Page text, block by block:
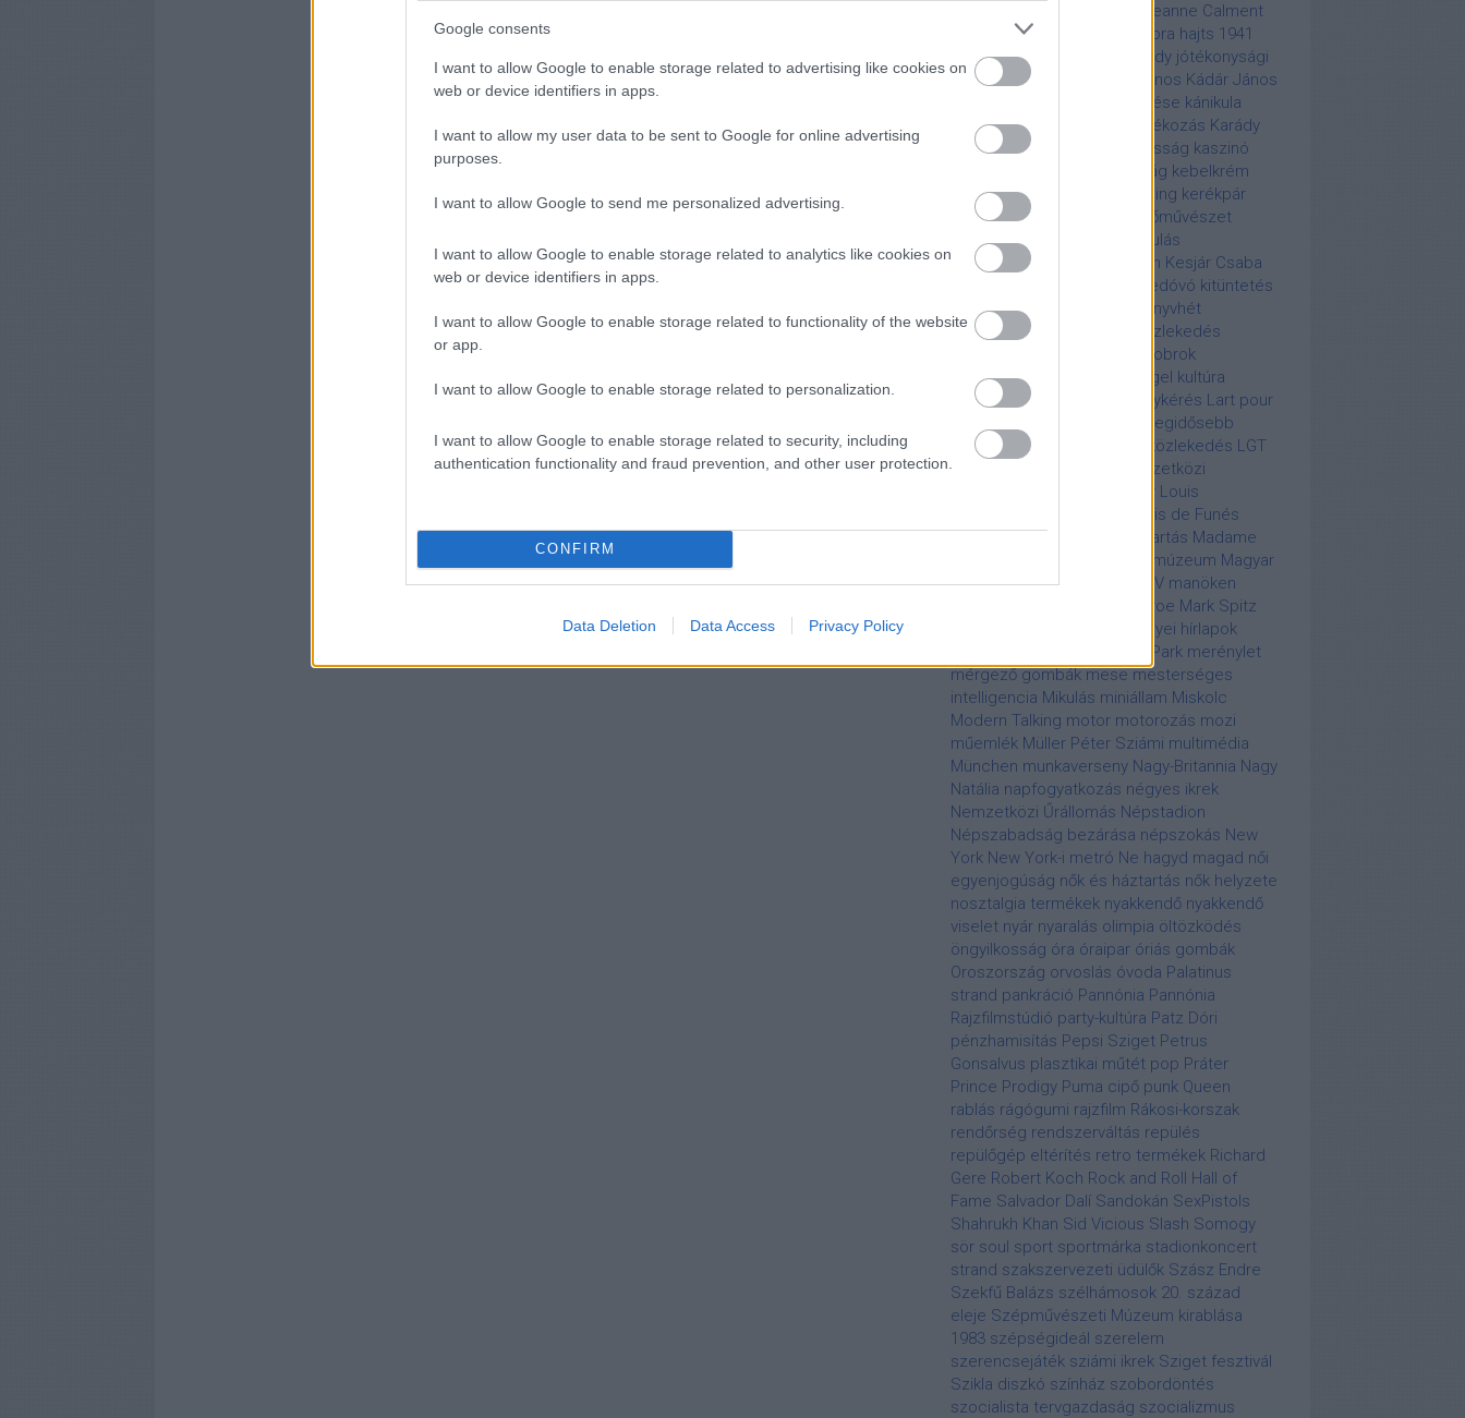
Google consents
I want to allow Google to enable storage related to advertising like cookies on
web or device identifiers in apps.
I want to allow my user data to be sent to Google for online advertising
purposes.
I want to allow Google to send me personalized advertising.
I want to allow Google to enable storage related to analytics like cookies on
web or device identifiers in apps.
I want to allow Google to enable storage related to functionality of the website
or app.
I want to allow Google to enable storage related to personalization.
I want to allow Google to enable storage related to security, including
authentication functionality and fraud prevention, and other user protection.
CONFIRM
Data Deletion Data Access Privacy Policy
Jeanne Calment
jobboldali forgalmi rend
jobbra hajts 1941
Johnny Depp
John F. Kennedy jótékonysági
koncert
Kabir Bedi Kádár János Kádár János
Kádár temetése kánikula
karácsony
karácsonyi ajándékozás Karády
Katalin
karikatúra kártya adósság kaszinó
katonaság kebelkrém
Kell egy hét együttlét!
kemping kerékpár
képrejtvény
képzőművészet
kerékpár kerékpáros felvonulás
kerékpározás
kereskedelem Kesjár Csaba
kisdedóvó kitüntetés
költők könnyűzene
könyvhét
könyvkiadás
közlekedés
köztéri szobrok
Budapesten
Kugelmugel kultúra
kvarcóra
lakberendezés lánykérés Lart pour
legidősebb
ember
légikatasztrófa légi közlekedés LGT
Lillafüred
Liszt Ferenc Nemzetközi
Liz Taylor Louis
Louis de Funés
lóverseny macska macskatartás Madame
Madame Tussaud múzeum Magyar
Televízió maharadzsa MALÉV manöken
Marilyn Monroe Mark Spitz
megyei hírlapok
Memento Park merénylet
mérgező gombák mese mesterséges
intelligencia Mikulás miniállam Miskolc
Modern Talking motor motorozás mozi
műemlék Müller Péter Sziámi multimédia
München munkaverseny Nagy-Britannia Nagy
Natália napfogyatkozás négyes ikrek
Nemzetközi Űrállomás Népstadion
Népszabadság bezárása népszokás New
York New York-i metró Ne hagyd magad női
egyenjogúság nők és háztartás nők helyzete
nosztalgia termékek nyakkendő nyakkendő
viselet nyár nyaralás olimpia öltözködés
öngyilkosság óra óraipar óriás gombák
Oroszország orvoslás óvoda Palatinus
strand pankráció Pannónia Pannónia
Rajzfilmstúdió party-kultúra Patz Dóri
pénzhamisítás Pepsi Sziget Petrus
Gonsalvus plasztikai műtét pop Práter
Prince Prodigy Puma cipő punk Queen
rablás rágógumi rajzfilm Rákosi-korszak
rendőrség rendszerváltás repülés
repülőgép eltérítés retro termékek Richard
Gere Robert Koch Rock and Roll Hall of
Fame Salvador Dalí Sandokán SexPistols
Shahrukh Khan Sid Vicious Slash Somogy
sör soul sport sportmárka stadionkoncert
strand szakszervezeti üdülők Szász Endre
Szekfű Balázs szélhámosok 20. század
eleje Szépművészeti Múzeum kirablása
1983 szépségideál szerelem
szerencsejáték sziámi ikrek Sziget fesztivál
Szikla diszkó színház szobordöntés
szocialista tervgazdaság szocializmus